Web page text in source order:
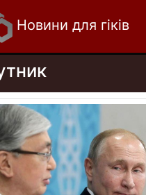
Новини для гіків